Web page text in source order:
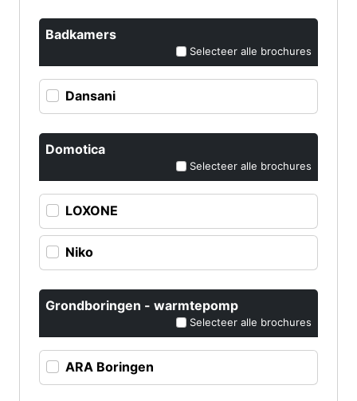
Badkamers
Selecteer alle brochures
Dansani
Domotica
Selecteer alle brochures
LOXONE
Niko
Grondboringen - warmtepomp
Selecteer alle brochures
ARA Boringen